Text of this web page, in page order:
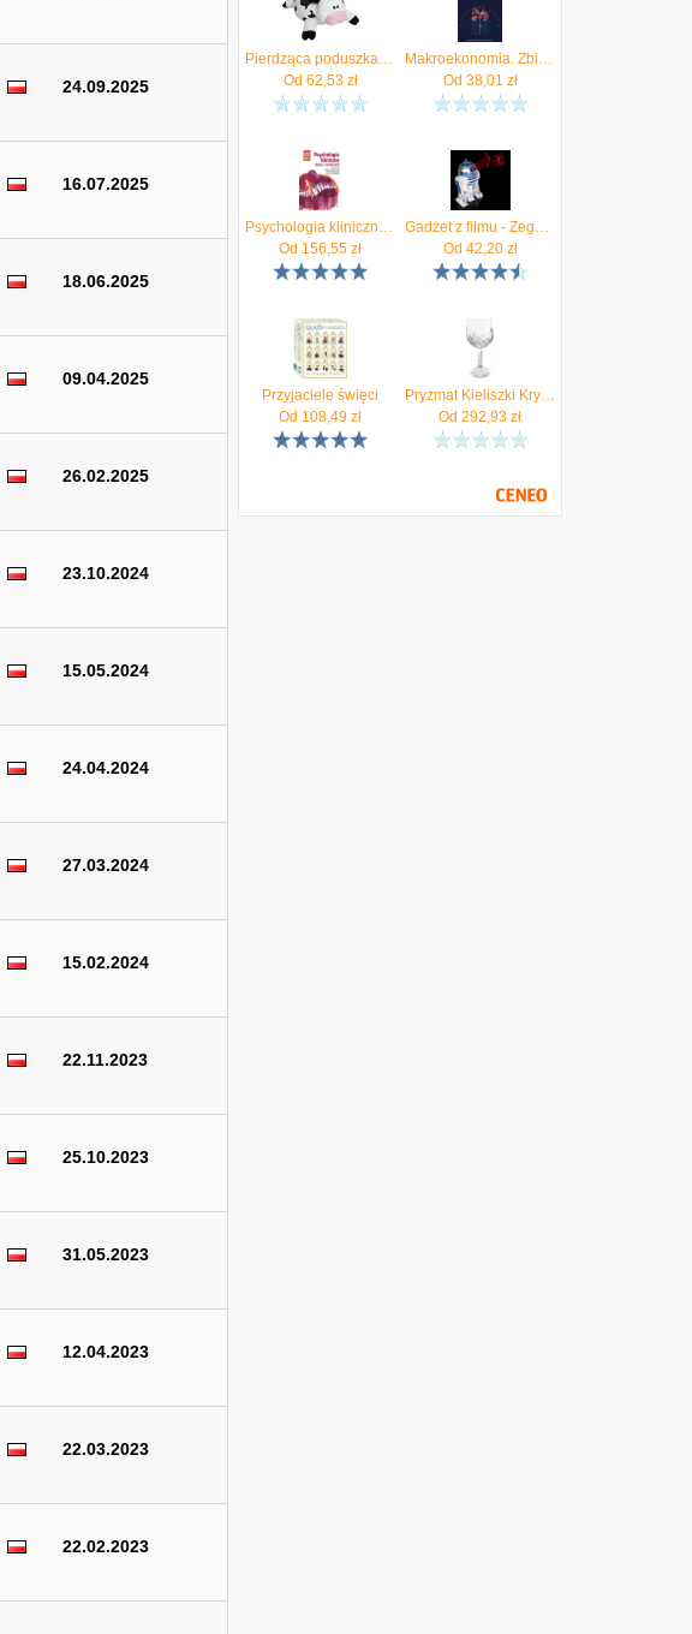
24.09.2025
16.07.2025
18.06.2025
09.04.2025
26.02.2025
23.10.2024
15.05.2024
24.04.2024
27.03.2024
15.02.2024
22.11.2023
25.10.2023
31.05.2023
12.04.2023
22.03.2023
22.02.2023
Pierdząca poduszka - Czarno-Biała Krowa
Od 62,53 zł
Makroekonomia. Zbiór zadań
Od 38,01 zł
Psychologia kliniczna dzieci i młodzieży. Wydanie nowe Wydawnictwo Naukowe PWN
Od 156,55 zł
Gadżet z filmu - Zegar Star Wars z Projektorem
Od 42,20zł
Przyjaciele święci
Od 108,49 zł
Pryzmat Kieliszki Kryształowe Wino Za 890 170 Gr.Magda
Od 292,93 zł